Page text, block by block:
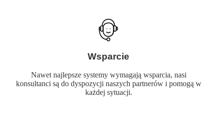
Wsparcie
Nawet najlepsze systemy wymagają wsparcia, nasi
konsultanci są do dyspozycji naszych partnerów i pomogą w
każdej sytuacji.